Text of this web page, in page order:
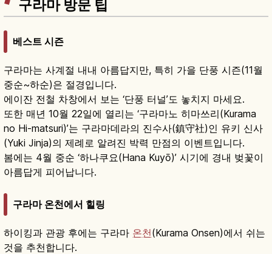
구라마 방문 팁
베스트 시즌
구라마는 사계절 내내 아름답지만, 특히 가을 단풍 시즌(11월
중순~하순)은 절경입니다.
에이잔 전철 차창에서 보는 ‘단풍 터널’도 놓치지 마세요.
또한 매년 10월 22일에 열리는 ‘구라마노 히마쓰리(Kurama
no Hi-matsuri)’는 구라마데라의 진수사(鎮守社)인 유키 신사
(Yuki Jinja)의 제례로 알려진 박력 만점의 이벤트입니다.
봄에는 4월 중순 ‘하나쿠요(Hana Kuyō)’ 시기에 경내 벚꽃이
아름답게 피어납니다.
구라마 온천에서 힐링
하이킹과 관광 후에는 구라마 온천(Kurama Onsen)에서 쉬는
것을 추천합니다.